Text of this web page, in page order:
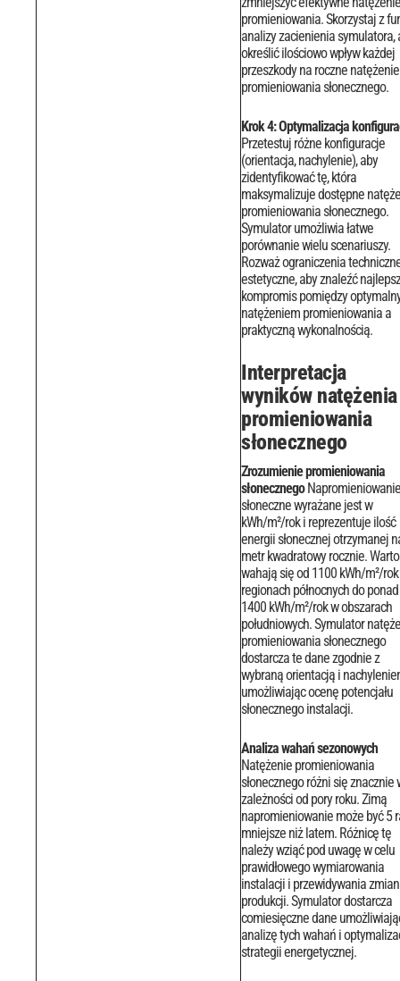
promieniowania.Skorzystaj z
analizy zacienienia symulatora,
określić ilościowo wpływ każdej
przeszkody na roczne natężenie
promieniowania słonecznego.
Krok 4: Optymalizacja
Przetestuj różne konfiguracje
(orientacja, nachylenie), aby
zidentyfikować tę, która
maksymalizuje dostępne
promieniowania słonecznego.
Symulator umożliwia łatwe
porównanie wielu scenariuszy.
Rozważ ograniczenia
estetyczne, aby znaleźć
kompromis pomiędzy
natężeniem promieniowania a
praktyczną wykonalnością.
Interpretacja
wyników natężenia
promieniowania
słonecznego
Zrozumienie promieniowania
słonecznegoNapromieniowanie
słoneczne wyrażane jest w
kWh/m²/rok i reprezentuje ilość
energii słonecznej otrzymanej
metr kwadratowy rocznie.
wahają się od 1100 kWh/m²/
regionach północnych do ponad
1400 kWh/m²/rok w obszarach
południowych.Symulator
promieniowania słonecznego
dostarcza te dane zgodnie z
wybraną orientacją i
umożliwiając ocenę potencjału
słonecznego instalacji.
Analiza wahań sezonowych
Natężenie promieniowania
słonecznego różni się znacznie
zależności od pory roku. Zimą
napromieniowanie może być 5
mniejsze niż latem. Różnicę tę
należy wziąć pod uwagę w celu
prawidłowego wymiarowania
instalacji i przewidywania
produkcji.Symulator dostarcza
comiesięczne dane
analizę tych wahań i
strategii energetycznej.